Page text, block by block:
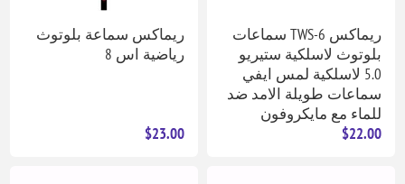
ريماكس TWS-6 سماعات
بلوتوث لاسلكية ستيريو
5.0 لاسلكية لمس ايفي
سماعات طويلة الامد ضد
للماء مع مايكروفون
$22.00
ريماكس سماعة بلوتوث
رياضية اس 8
$23.00